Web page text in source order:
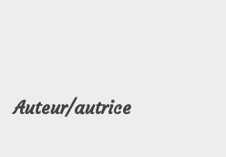
Auteur/autrice